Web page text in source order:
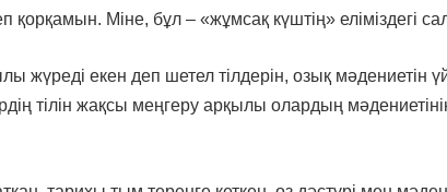
қорқамын. Міне, бұл – «жұмсақ күштің» еліміздегі
жүреді екен деп шетел тілдерін, озық мәдениетін
тілін жақсы меңгеру арқылы олардың